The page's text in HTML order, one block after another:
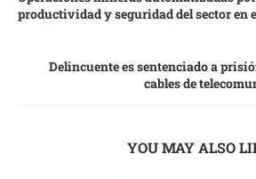
productividad y seguridad del sector en
Delincuente es sentenciado a
cables de
YOU MAY ALSO